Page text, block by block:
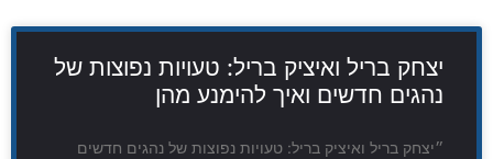
יצחק בריל ואיציק בריל: טעויות נפוצות של
נהגים חדשים ואיך להימנע מהן
״יצחק בריל ואיציק בריל: טעויות נפוצות של נהגים חדשים